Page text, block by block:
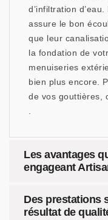
d’infiltration
assure le bon
que leur
la fondation de
menuiseries
bien plus encore.
de vos gouttières,
Les avantages
engageant
Des prestations
résultat de